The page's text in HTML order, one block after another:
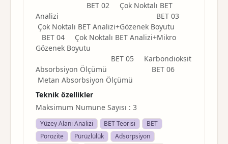
BET 02 Çok Noktalı BET
Analizi BET 03
Çok Noktalı BET Analizi+Gözenek Boyutu
BET 04 Çok Noktalı BET Analizi+Mikro
Gözenek Boyutu
BET 05 Karbondioksit
Absorbsiyon Ölçümü BET 06
Metan Absorbsiyon Ölçümü
Teknik özellikler
Maksimum Numune Sayısı : 3
Yüzey Alanı Analizi BET Teorisi
BET
Porozite
Pürüzlülük
Adsorpsiyon